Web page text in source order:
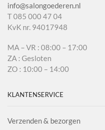
info@salongoederen.nl
T 085 000 47 04
KvK nr. 94017948
MA – VR : 08:00 – 17:00
ZA : Gesloten
ZO : 10:00 – 14:00
KLANTENSERVICE
Verzenden & bezorgen